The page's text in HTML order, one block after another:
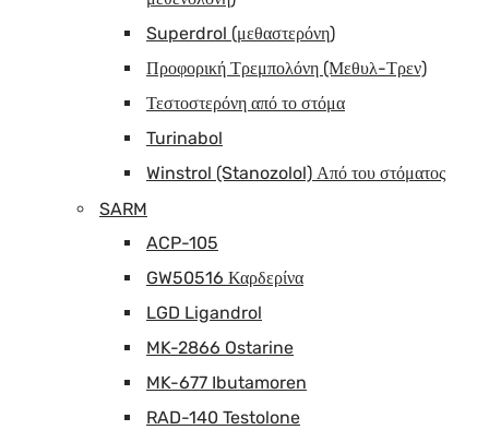
Superdrol (μεθαστερόνη)
Προφορική Τρεμπολόνη (Μεθυλ-Τρεν)
Τεστοστερόνη από το στόμα
Turinabol
Winstrol (Stanozolol) Από του στόματος
SARM
ACP-105
GW50516 Καρδερίνα
LGD Ligandrol
MK-2866 Ostarine
MK-677 Ibutamoren
RAD-140 Testolone